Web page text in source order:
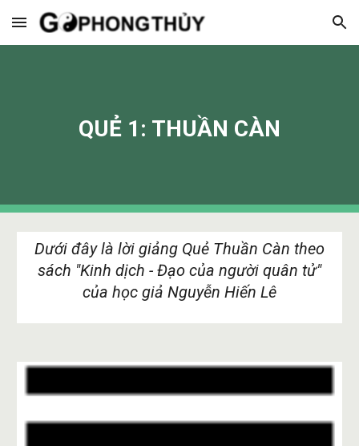
Skip to main content Skip to navigation
QUẺ 1: THUẦN CÀN
Dưới đây là lời giảng Quẻ Thuần Càn theo
sách "Kinh dịch - Đạo của người quân tử"
của học giả Nguyễn Hiến Lê